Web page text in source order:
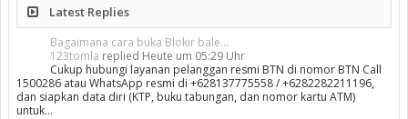
Latest Replies
Bagaimana cara buka Blokir bale...
123tomla replied Heute um 05:29 Uhr
Cukup hubungi layanan pelanggan resmi BTN di nomor BTN Call
1500286 atau WhatsApp resmi di +628137775558 / +6282282211196,
dan siapkan data diri (KTP, buku tabungan, dan nomor kartu ATM)
untuk…